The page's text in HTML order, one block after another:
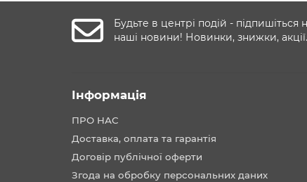
Будьте в центрі подій - підпишіться
наші новини! Новинки, знижки, акції.
Інформація
ПРО НАС
Доставка, оплата та гарантія
Договір публічної оферти
Згода на обробку персональних даних